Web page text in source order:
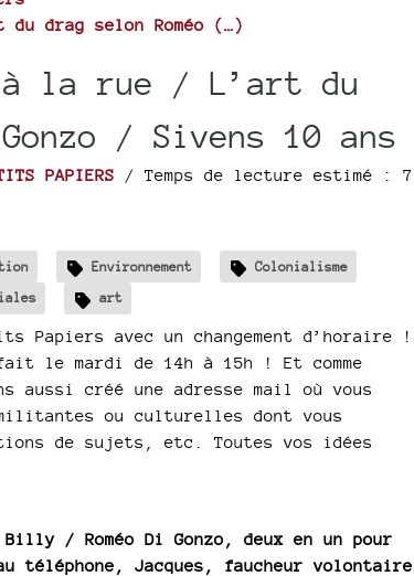
drag selon Roméo (…)
la rue / L’art du
/ Sivens 10 ans
PAPIERS / Temps de lecture estimé : 7
Environnement
Colonialisme
art
Papiers avec un changement d’horaire !
le mardi de 14h à 15h ! Et comme
aussi créé une adresse mail où vous
ou culturelles dont vous
de sujets, etc. Toutes vos idées
/ Roméo Di Gonzo, deux en un pour
téléphone, Jacques, faucheur volontaire